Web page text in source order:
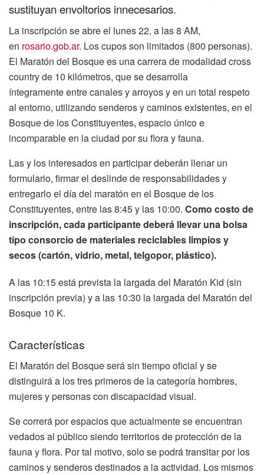
sustituyan envoltorios innecesarios.
La inscripción se abre el lunes 22, a las 8 AM,
en rosario.gob.ar. Los cupos son limitados (800 personas).
El Maratón del Bosque es una carrera de modalidad cross
country de 10 kilómetros, que se desarrolla
íntegramente entre canales y arroyos y en un total respeto
al entorno, utilizando senderos y caminos existentes, en el
Bosque de los Constituyentes, espacio único e
incomparable en la ciudad por su flora y fauna.
Las y los interesados en participar deberán llenar un
formulario, firmar el deslinde de responsabilidades y
entregarlo el día del maratón en el Bosque de los
Constituyentes, entre las 8:45 y las 10:00. Como costo de
inscripción, cada participante deberá llevar una bolsa
tipo consorcio de materiales reciclables limpios y
secos (cartón, vidrio, metal, telgopor, plástico).
A las 10:15 está prevista la largada del Maratón Kid (sin
inscripción previa) y a las 10:30 la largada del Maratón del
Bosque 10 K.
Características
El Maratón del Bosque será sin tiempo oficial y se
distinguirá a los tres primeros de la categoría hombres,
mujeres y personas con discapacidad visual.
Se correrá por espacios que actualmente se encuentran
vedados al público siendo territorios de protección de la
fauna y flora. Por tal motivo, solo se podrá transitar por los
caminos y senderos destinados a la actividad. Los mismos